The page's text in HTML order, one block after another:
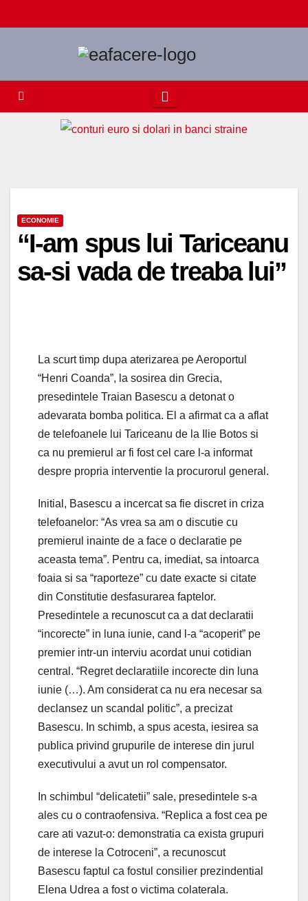
to
ECONOMIE
“I-am spus lui Tariceanu
sa-si vada de treaba lui”
La scurt timp dupa aterizarea pe Aeroportul
“Henri Coanda”, la sosirea din Grecia,
presedintele Traian Basescu a detonat o
adevarata bomba politica. El a afirmat ca a aflat
de telefoanele lui Tariceanu de la Ilie Botos si
ca nu premierul ar fi fost cel care l-a informat
despre propria interventie la procurorul general.
Initial, Basescu a incercat sa fie discret in criza
telefoanelor: “As vrea sa am o discutie cu
premierul inainte de a face o declaratie pe
aceasta tema”. Pentru ca, imediat, sa intoarca
foaia si sa “raporteze” cu date exacte si citate
din Constitutie desfasurarea faptelor.
Presedintele a recunoscut ca a dat declaratii
“incorecte” in luna iunie, cand l-a “acoperit” pe
premier intr-un interviu acordat unui cotidian
central. “Regret declaratiile incorecte din luna
iunie (…). Am considerat ca nu era necesar sa
declansez un scandal politic”, a precizat
Basescu. In schimb, a spus acesta, iesirea sa
publica privind grupurile de interese din jurul
executivului a avut un rol compensator.
In schimbul “delicatetii” sale, presedintele s-a
ales cu o contraofensiva. “Replica a fost cea pe
care ati vazut-o: demonstratia ca exista grupuri
de interese la Cotroceni”, a recunoscut
Basescu faptul ca fostul consilier prezindential
Elena Udrea a fost o victima colaterala.